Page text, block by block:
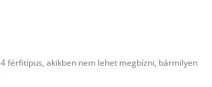
4 férfitípus, akikben nem lehet megbízni, bármilyen